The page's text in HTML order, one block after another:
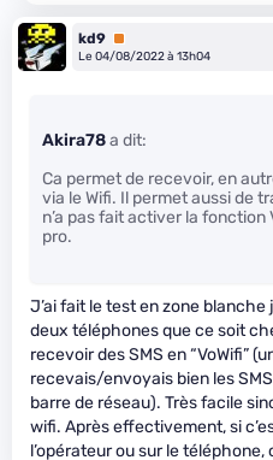
kd9 Premium
Le 04/08/2022 à 13h04
Akira78a dit:
Ca permet de recevoir, en
via le Wifi. Il permet aussi de
n’a pas fait activer la fonction
pro.
J’ai fait le test en zone blanche
deux téléphones que ce soit
recevoir des SMS en “VoWifi”
recevais/envoyais bien les
barre de réseau). Très facile
wifi. Après effectivement, si
l’opérateur ou sur le téléphone,